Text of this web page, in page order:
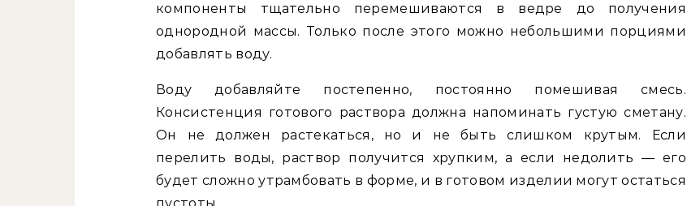
компоненты тщательно перемешиваются в ведре до получения
однородной массы. Только после этого можно небольшими порциями
добавлять воду.
Воду добавляйте постепенно, постоянно помешивая смесь.
Консистенция готового раствора должна напоминать густую сметану.
Он не должен растекаться, но и не быть слишком крутым. Если
перелить воды, раствор получится хрупким, а если недолить — его
будет сложно утрамбовать в форме, и в готовом изделии могут остаться